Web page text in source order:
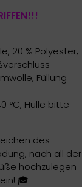
20 % Polyester,
Füllung
°C, Hülle bitte
des
nach all der
hochzulegen
🎓